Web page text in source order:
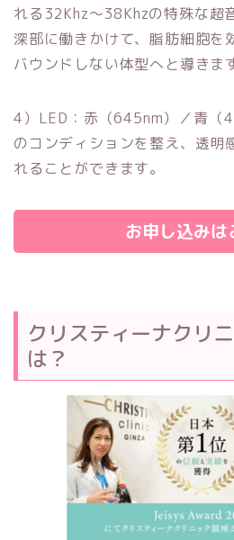
れる32Khz～38Khzの特殊な超
深部に働きかけて、脂肪細胞を
バウンドしない体型へと導きま
4）LED：赤（645nm）／青（
のコンディションを整え、透明
れることができます。
お申し込みは
クリスティーナクリ
は？